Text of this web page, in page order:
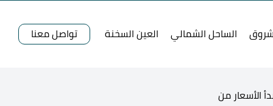
الساحل الشمالي العين السخنة تواصل معنا
الأسعار من